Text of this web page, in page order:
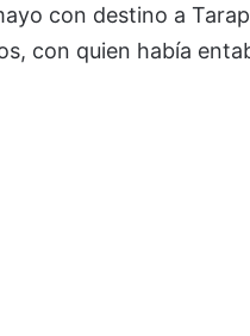
con destino a
con quien había